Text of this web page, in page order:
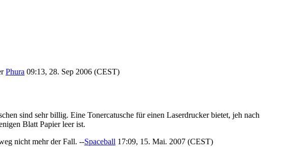
Phura 09:13, 28. Sep 2006 (CEST)
sind sehr billig. Eine Tonercatusche für einen Laserdrucker bietet, jeh nach
Blatt Papier leer ist.
nicht mehr der Fall. --Spaceball 17:09, 15. Mai. 2007 (CEST)